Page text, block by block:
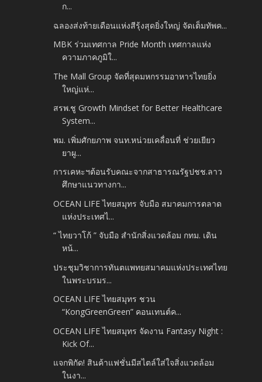
ก...
ฉลองส่งท้ายเดือนแห่งสีรุ้งสุดยิ่งใหญ่ จัดเต็มทัพค...
MBK ร่วมเทศกาล Pride Month เทศกาลแห่ง
ความภาคภูมิใ...
The Mall Group จัดที่สุดมหกรรมอาหารไทยยิ่ง
ใหญ่แห่...
สรพ.ชู Growth Mindset for Better Healthcare
System...
พม. เพิ่มศักยภาพ จนท.หน่วยเคลื่อนที่ ช่วยเยียว
ยาผู...
การเคหะฯต้อนรับคณะจากสาธารณรัฐปชช.ลาว
ศึกษาแนวทางกา...
OCEAN LIFE ไทยสมุทร จับมือ สมาคมการตลาด
แห่งประเทศไ...
“ ไทยวาโก้ ” จับมือ สำนักสิ่งแวดล้อม กทม. เดิน
หน้...
ประชุมวิชาการทันตแพทยสมาคมแห่งประเทศไทย
ในพระบรมร...
OCEAN LIFE ไทยสมุทร ชวน
“KongGreenGreen” คอนเทนต์ค...
OCEAN LIFE ไทยสมุทร จัดงาน Fantasy Night :
Kick Of...
แจกพิกัด! สินค้าแฟชั่นมีสไตล์ใส่ใจสิ่งแวดล้อม
ในงา...